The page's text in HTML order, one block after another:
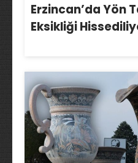
Erzincan’da Yön
Eksikliği